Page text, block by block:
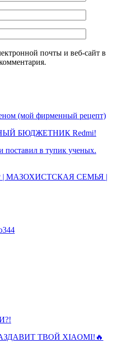
почты и веб-сайт в
(мой фирменный рецепт)
БЮДЖЕТНИК Redmi!
поставил в тупик ученых.
МАЗОХИСТСКАЯ СЕМЬЯ |
344
ТВОЙ XIAOMI!🔥